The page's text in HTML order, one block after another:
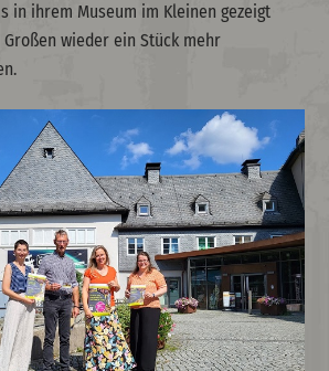
in ihrem Museum im Kleinen gezeigt
wieder ein Stück mehr